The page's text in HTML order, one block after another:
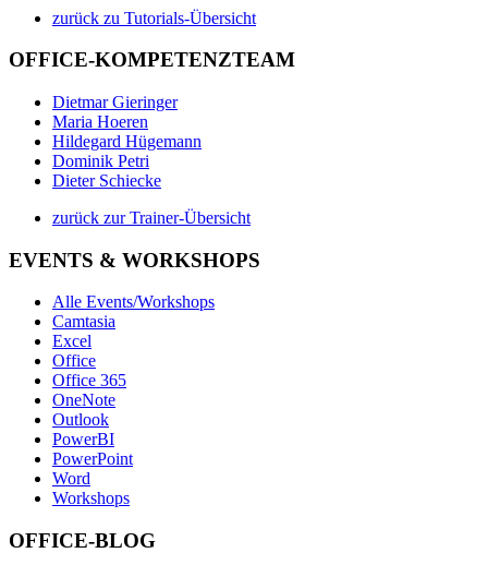
zurück zu Tutorials-Übersicht
OFFICE-KOMPETENZTEAM
Dietmar Gieringer
Maria Hoeren
Hildegard Hügemann
Dominik Petri
Dieter Schiecke
zurück zur Trainer-Übersicht
EVENTS & WORKSHOPS
Alle Events/Workshops
Camtasia
Excel
Office
Office 365
OneNote
Outlook
PowerBI
PowerPoint
Word
Workshops
OFFICE-BLOG